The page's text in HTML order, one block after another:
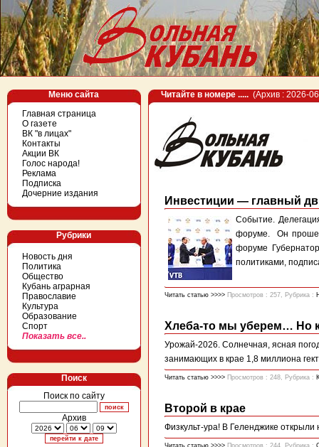
Меню сайта
Главная страница
О газете
ВК "в лицах"
Контакты
Акции ВК
Голос народа!
Реклама
Подписка
Дочерние издания
Рубрики
Новость дня
Политика
Общество
Кубань аграрная
Православие
Культура
Образование
Спорт
Показать все..
Поиск
Поиск по сайту
Архив
Читайте в номере ..... (Архив : 2026-
Инвестиции — главный
Событие.
форуме. Он прошел
форуме
политиками,
Читать статью >>>> Просмотров : 257, Рубрика :
Хлеба-то мы уберем… Но
Урожай-2026. Солнечная, ясная
занимающих в крае 1,8 миллиона
Читать статью >>>> Просмотров : 248, Рубрика :
Второй в крае
Физкульт-ура! В Геленджике
Читать статью >>>> Просмотров : 244, Рубрика :